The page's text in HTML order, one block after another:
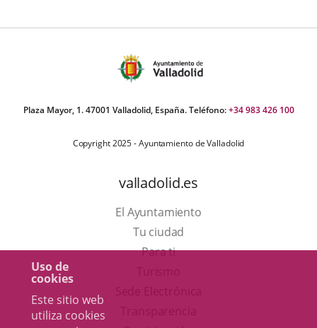
Uso de
cookies
Este sitio web
utiliza cookies
Plaza Mayor, 1. 47001 Valladolid, España. Teléfono:+34 983 426 100
Copyright 2025 - Ayuntamiento de Valladolid
valladolid.es
El Ayuntamiento
Tu ciudad
Para ti